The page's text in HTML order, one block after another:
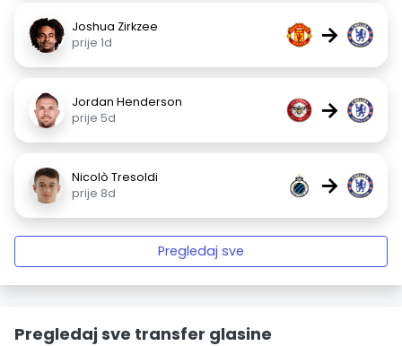
Joshua Zirkzee
prije 1d
→
Jordan Henderson
prije 5d
→
Nicolò Tresoldi
prije 8d
→
Pregledaj sve
Pregledaj sve transfer glasine